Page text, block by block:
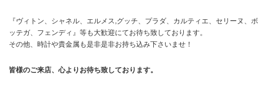
『ヴィトン、シャネル、エルメス,グッチ、プラダ、カルティエ、セリーヌ、ボ
ッテガ、フェンディ』等も大歓迎にてお待ち致しております。
その他、時計や貴金属も是非是非お持ち込み下さいませ！
皆様のご来店、心よりお待ち致しております。